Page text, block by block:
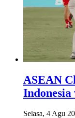
ASEAN
Indonesia
Selasa, 4 Agu